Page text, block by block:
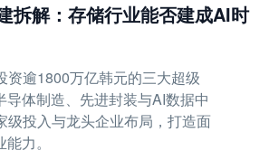
拆解：存储行业能否建成AI时
资逾1800万亿韩元的三大超级
导体制造、先进封装与AI数据中
级投入与龙头企业布局，打造面
力。